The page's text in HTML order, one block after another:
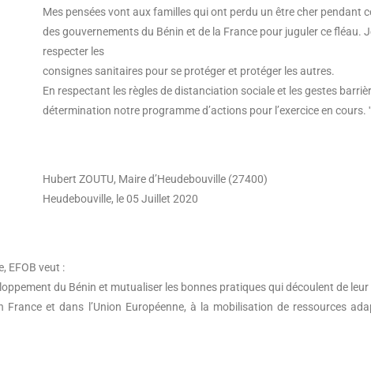
Mes pensées vont aux familles qui ont perdu un être cher pendant
des gouvernements du Bénin et de la France pour juguler ce fléau.
respecter les
consignes sanitaires pour se protéger et protéger les autres.
En respectant les règles de distanciation sociale et les gestes
détermination notre programme d’actions pour l’exercice en cours.
Hubert ZOUTU, Maire d’Heudebouville (27400)
Heudebouville, le 05 Juillet 2020
EFOB veut :
du Bénin et mutualiser les bonnes pratiques qui découlent de
et dans l’Union Européenne, à la mobilisation de ressources